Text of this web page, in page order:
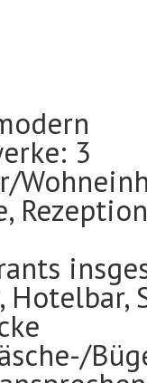
3
Hotelbar,